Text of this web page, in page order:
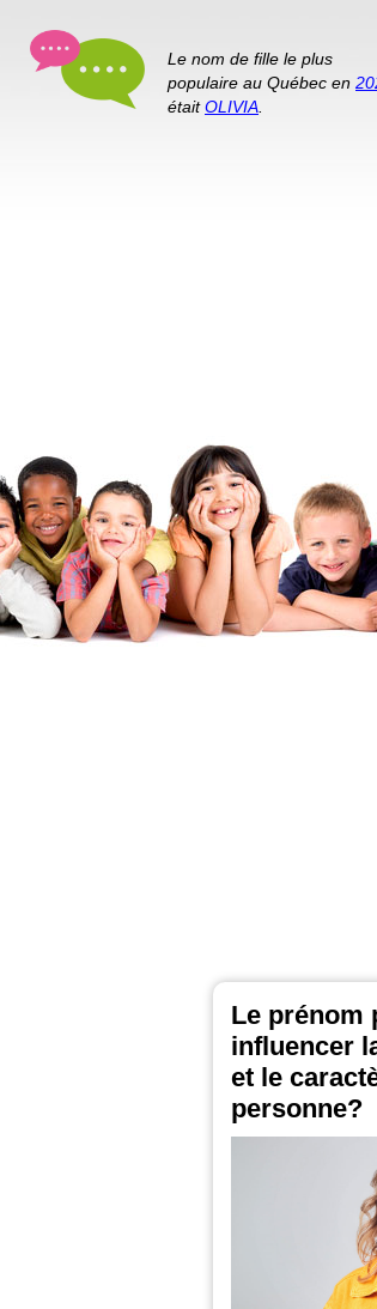
Le nom de fille le plus
populaire au Québec en
étaitOLIVIA
Le prénom
influencer
et le
personne?